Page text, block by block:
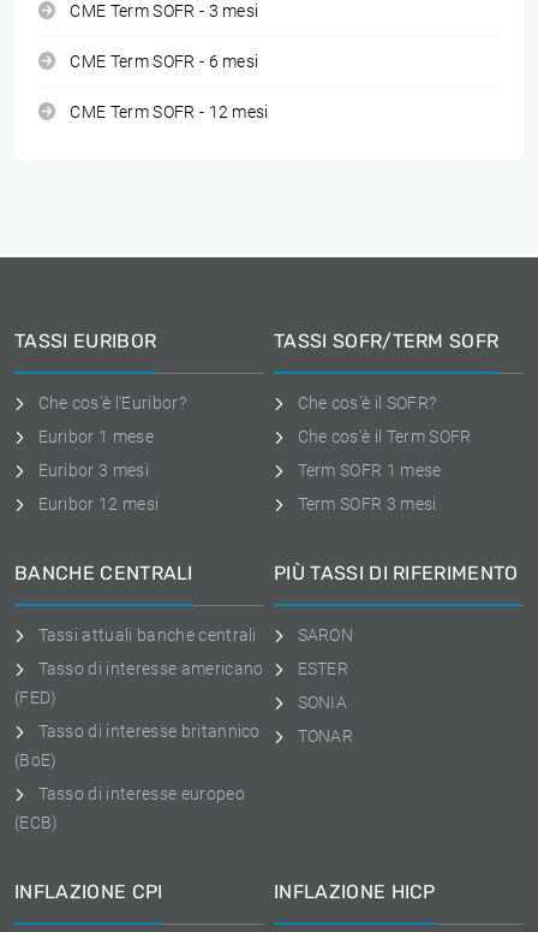
CME Term SOFR - 3 mesi
CME Term SOFR - 6 mesi
CME Term SOFR - 12 mesi
TASSI EURIBOR
Che cos'è l'Euribor?
Euribor 1 mese
Euribor 3 mesi
Euribor 12 mesi
TASSI SOFR/TERM SOFR
Che cos'è il SOFR?
Che cos'è il Term SOFR
Term SOFR 1 mese
Term SOFR 3 mesi
BANCHE CENTRALI
Tassi attuali banche centrali
Tasso di interesse americano
(FED)
Tasso di interesse britannico
(BoE)
Tasso di interesse europeo
(ECB)
PIÙ TASSI DI RIFERIMENTO
SARON
ESTER
SONIA
TONAR
INFLAZIONE CPI INFLAZIONE HICP